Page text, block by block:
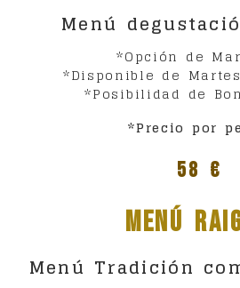
Menú
*Opción de
*Disponible de
*Posibilidad de
*Precio por
58 €
Menú
Menú Tradición